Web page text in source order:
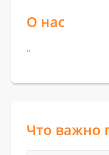
О нас
..
Что важно